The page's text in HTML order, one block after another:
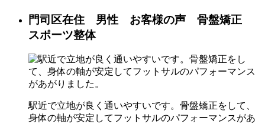
門司区在住 男性 お客様の声 骨盤矯正
スポーツ整体
駅近で立地が良く通いやすいです。骨盤矯正をして、
身体の軸が安定してフットサルのパフォーマンスがあ